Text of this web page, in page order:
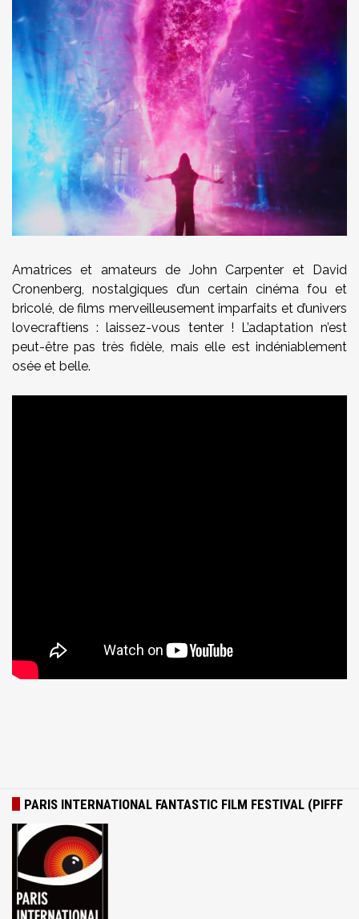
Amatrices et amateurs de John Carpenter et David
Cronenberg, nostalgiques d’un certain cinéma fou et
bricolé, de films merveilleusement imparfaits et d’univers
lovecraftiens : laissez-vous tenter ! L’adaptation n’est
peut-être pas très fidèle, mais elle est indéniablement
osée et belle.
PARIS INTERNATIONAL FANTASTIC FILM FESTIVAL (PIFFF